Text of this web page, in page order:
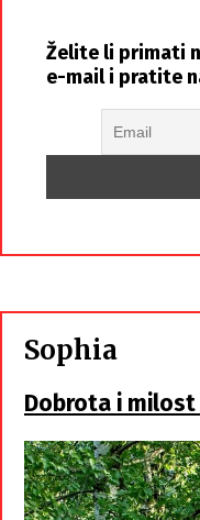
Želite li primati
e-mail i pratite
Sophia
Dobrota i